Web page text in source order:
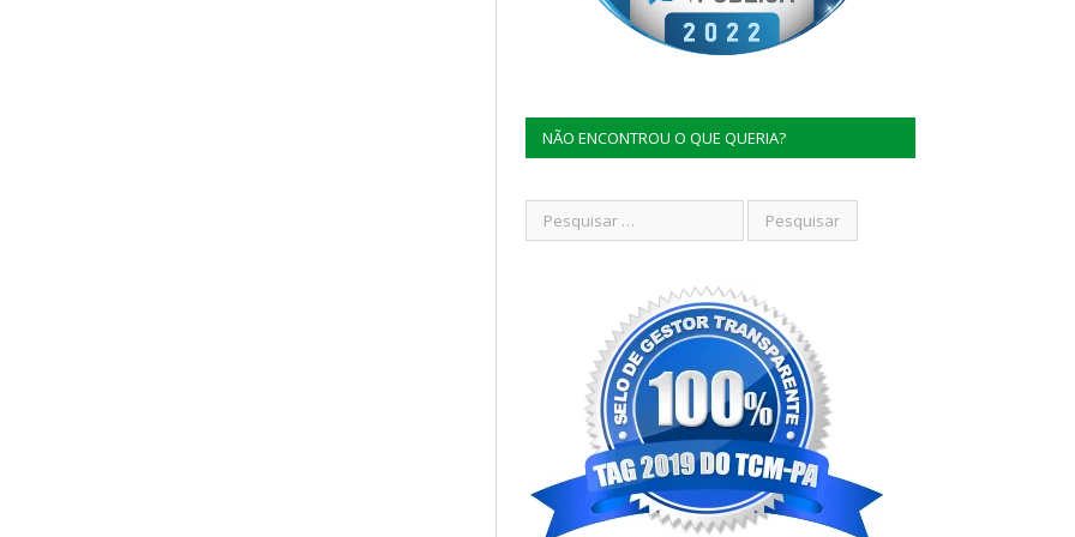
NÃO ENCONTROU O QUE QUERIA?